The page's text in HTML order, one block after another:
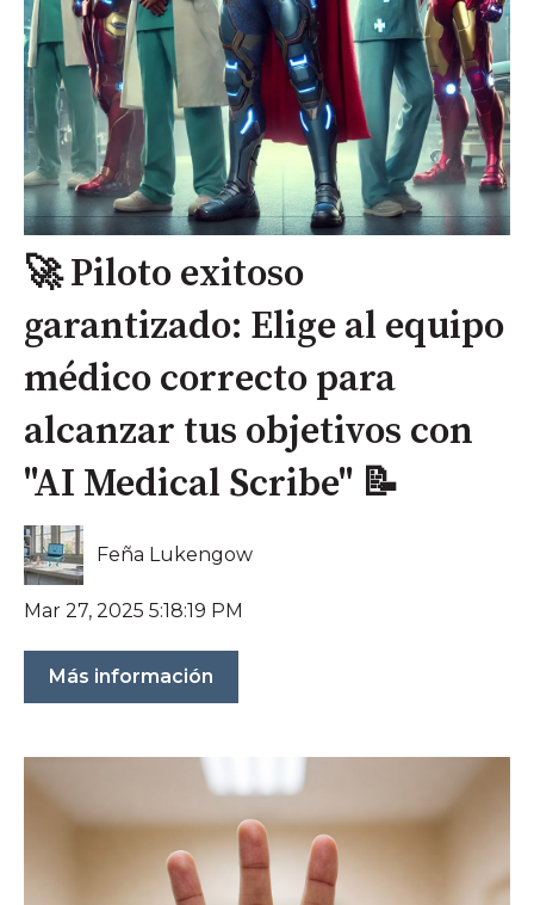
🚀 Piloto exitoso
garantizado: Elige al equipo
médico correcto para
alcanzar tus objetivos con
"AI Medical Scribe" 📝
Feña Lukengow
Mar 27, 2025 5:18:19 PM
Más información